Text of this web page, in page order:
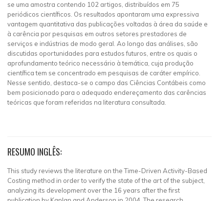
se uma amostra contendo 102 artigos, distribuídos em 75
periódicos científicos. Os resultados apontaram uma expressiva
vantagem quantitativa das publicações voltadas à área da saúde e
à carência por pesquisas em outros setores prestadores de
serviços e indústrias de modo geral. Ao longo das análises, são
discutidas oportunidades para estudos futuros, entre os quais o
aprofundamento teórico necessário à temática, cuja produção
científica tem se concentrado em pesquisas de caráter empírico.
Nesse sentido, destaca-se o campo das Ciências Contábeis como
bem posicionado para o adequado endereçamento das carências
teóricas que foram referidas na literatura consultada.
RESUMO INGLÊS:
This study reviews the literature on the Time-Driven Activity-Based
Costing method in order to verify the state of the art of the subject,
analyzing its development over the 16 years after the first